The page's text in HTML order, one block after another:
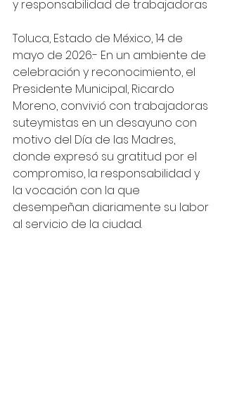
y responsabilidad de trabajadoras
Toluca, Estado de México, 14 de
mayo de 2026.- En un ambiente de
celebración y reconocimiento, el
Presidente Municipal, Ricardo
Moreno, convivió con trabajadoras
suteymistas en un desayuno con
motivo del Día de las Madres,
donde expresó su gratitud por el
compromiso, la responsabilidad y
la vocación con la que
desempeñan diariamente su labor
al servicio de la ciudad.